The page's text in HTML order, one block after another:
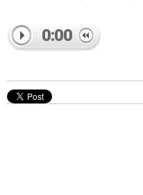
0:00